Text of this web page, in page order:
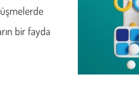
bir fayda